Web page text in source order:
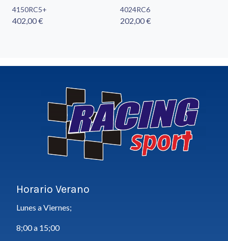
4150RC5+
402,00 €
4024RC6
202,00 €
Horario Verano
Lunes a Viernes;
8;00 a 15;00